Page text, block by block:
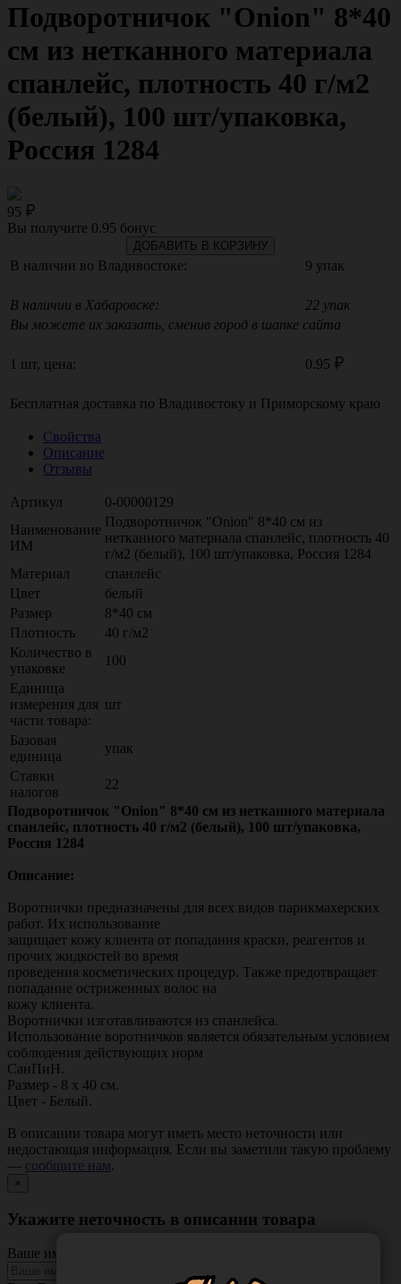
Подворотничок "Onion" 8*40
см из нетканного материала
спанлейс, плотность 40 г/м2
(белый), 100 шт/упаковка,
Россия 1284
95
Вы получите 0.95 бонус
ДОБАВИТЬ В КОРЗИНУ
В наличии во Владивостоке: 9 упак
В наличии в Хабаровске:
22 упак
Вы можете их заказать, сменив город в шапке сайта
1 шт, цена: 0.95
Бесплатная доставка по Владивостоку и Приморскому краю
Свойства
Описание
Отзывы
Артикул
0-00000129
Наименование
ИМ
Подворотничок "Onion" 8*40 см из
нетканного материала спанлейс, плотность 40
г/м2 (белый), 100 шт/упаковка, Россия 1284
Материал
спанлейс
Цвет
белый
Размер
8*40 см
Плотность
40 г/м2
Количество в
упаковке
100
Единица
измерения для
части товара:
шт
Базовая
единица
упак
Ставки
налогов
22
Подворотничок "Onion" 8*40 см из нетканного материала
спанлейс, плотность 40 г/м2 (белый), 100 шт/упаковка,
Россия 1284
Описание:
Воротнички предназначены для всех видов парикмахерских
работ. Их использование
защищает кожу клиента от попадания краски, реагентов и
прочих жидкостей во время
проведения косметических процедур. Также предотвращает
попадание остриженных волос на
кожу клиента.
Воротнички изготавливаются из спанлейса.
Использование воротничков является обязательным условием
соблюдения действующих норм
СанПиН.
Размер - 8 х 40 см.
Цвет - Белый.
В описании товара могут иметь место неточности или
недостающая информация. Если вы заметили такую проблему
— сообщите нам.
×
Укажите неточность в описании товара
Ваше имя